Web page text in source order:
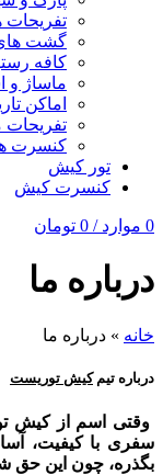
تفریحات
گشت
کافه
ماساژ و
اماکن
کنسرت
تور کیش
کنسرت کیش
0 موارد /
0 تومان
درباره ما
خانه » درباره ما
درباره تیمکیش توریست
وقتی اسم از کیش
سفری با کیفیت،
بگذره، چون این